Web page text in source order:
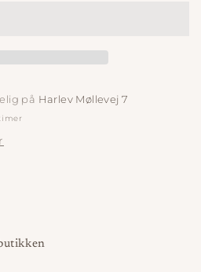
på Harlev Møllevej 7